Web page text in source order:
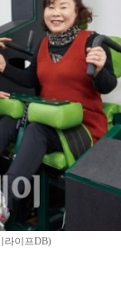
라이프DB)